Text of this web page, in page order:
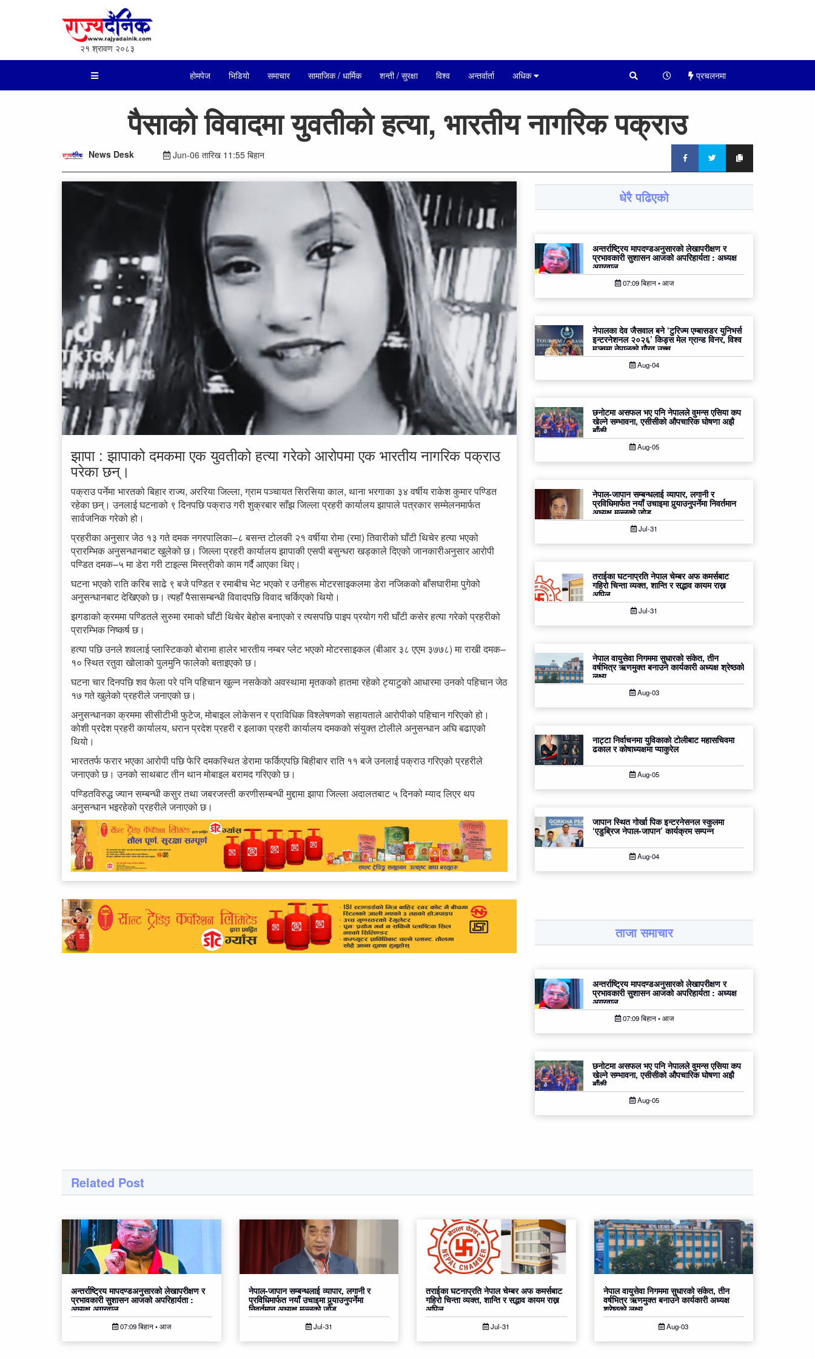
२१ श्रावण २०८३
होमपेज भिडियो समाचार सामाजिक / धार्मिक शन्ती / सुरक्षा विश्व अन्तर्वार्ता अधिक प्रचलनमा
पैसाको विवादमा युवतीको हत्या, भारतीय नागरिक पक्राउ
News Desk Jun-06 तारिख 11:55 बिहान
झापा : झापाको दमकमा एक युवतीको हत्या गरेको आरोपमा एक भारतीय नागरिक पक्राउ
परेका छन्।
पक्राउ पर्नेमा भारतको बिहार राज्य, अररिया जिल्ला, ग्राम पञ्चायत सिरसिया काल, थाना भरगाका ३४ वर्षीय राकेश कुमार पण्डित
रहेका छन्। उनलाई घटनाको ९ दिनपछि पक्राउ गरी शुक्रबार साँझ जिल्ला प्रहरी कार्यालय झापाले पत्रकार सम्मेलनमार्फत
सार्वजनिक गरेको हो।
प्रहरीका अनुसार जेठ १३ गते दमक नगरपालिका–८ बसन्त टोलकी २१ वर्षीया रोमा (रमा) तिवारीको घाँटी थिचेर हत्या भएको
प्रारम्भिक अनुसन्धानबाट खुलेको छ। जिल्ला प्रहरी कार्यालय झापाकी एसपी बसुन्धरा खड्काले दिएको जानकारीअनुसार आरोपी
पण्डित दमक–५ मा डेरा गरी टाइल्स मिस्त्रीको काम गर्दै आएका थिए।
घटना भएको राति करिब साढे ९ बजे पण्डित र रमाबीच भेट भएको र उनीहरू मोटरसाइकलमा डेरा नजिकको बाँसघारीमा पुगेको
अनुसन्धानबाट देखिएको छ। त्यहाँ पैसासम्बन्धी विवादपछि विवाद चर्किएको थियो।
झगडाको क्रममा पण्डितले सुरुमा रमाको घाँटी थिचेर बेहोस बनाएको र त्यसपछि पाइप प्रयोग गरी घाँटी कसेर हत्या गरेको प्रहरीको
प्रारम्भिक निष्कर्ष छ।
हत्या पछि उनले शवलाई प्लास्टिकको बोरामा हालेर भारतीय नम्बर प्लेट भएको मोटरसाइकल (बीआर ३८ एएम ३७७८) मा राखी दमक–
१० स्थित रतुवा खोलाको पुलमुनि फालेको बताइएको छ।
घटना चार दिनपछि शव फेला परे पनि पहिचान खुल्न नसकेको अवस्थामा मृतकको हातमा रहेको ट्याटुको आधारमा उनको पहिचान जेठ
१७ गते खुलेको प्रहरीले जनाएको छ।
अनुसन्धानका क्रममा सीसीटीभी फुटेज, मोबाइल लोकेसन र प्राविधिक विश्लेषणको सहायताले आरोपीको पहिचान गरिएको हो।
कोशी प्रदेश प्रहरी कार्यालय, धरान प्रदेश प्रहरी र इलाका प्रहरी कार्यालय दमकको संयुक्त टोलीले अनुसन्धान अघि बढाएको
थियो।
भारततर्फ फरार भएका आरोपी पछि फेरि दमकस्थित डेरामा फर्किएपछि बिहीबार राति ११ बजे उनलाई पक्राउ गरिएको प्रहरीले
जनाएको छ। उनको साथबाट तीन थान मोबाइल बरामद गरिएको छ।
पण्डितविरुद्ध ज्यान सम्बन्धी कसुर तथा जबरजस्ती करणीसम्बन्धी मुद्दामा झापा जिल्ला अदालतबाट ५ दिनको म्याद लिएर थप
अनुसन्धान भइरहेको प्रहरीले जनाएको छ।
धेरै पढिएको
अन्तर्राष्ट्रिय मापदण्डअनुसारको लेखापरीक्षण र
प्रभावकारी सुशासन आजको अपरिहार्यता : अध्यक्ष
अग्रवाल
07:09 बिहान • आज
नेपालका देव जैसवाल बने ‘टुरिज्म एम्बासडर युनिभर्स
इन्टरनेशनल २०२६’ किड्स मेल ग्रान्ड विनर, विश्व
मञ्चमा नेपालको गौरव उच्च
Aug-04
छनोटमा असफल भए पनि नेपालले वुमन्स एसिया कप
खेल्ने सम्भावना, एसीसीको औपचारिक घोषणा अझै
बाँकी
Aug-05
नेपाल-जापान सम्बन्धलाई व्यापार, लगानी र
प्रविधिमार्फत नयाँ उचाइमा पुर्‍याउनुपर्नेमा निवर्तमान
अध्यक्ष मल्लको जोड
Jul-31
तराईका घटनाप्रति नेपाल चेम्बर अफ कमर्सबाट
गहिरो चिन्ता व्यक्त, शान्ति र सद्भाव कायम राख्न
अपिल
Jul-31
नेपाल वायुसेवा निगममा सुधारको संकेत, तीन
वर्षभित्र ऋणमुक्त बनाउने कार्यकारी अध्यक्ष श्रेष्ठको
लक्ष्य
Aug-03
नाट्टा निर्वाचनमा युविकाको टोलीबाट महासचिवमा
ढकाल र कोषाध्यक्षमा प्याकुरेल
Aug-05
जापान स्थित गोर्खा पिक इन्टरनेसनल स्कुलमा
‘एडुब्रिज नेपाल-जापान’ कार्यक्रम सम्पन्न
Aug-04
ताजा समाचार
अन्तर्राष्ट्रिय मापदण्डअनुसारको लेखापरीक्षण र
प्रभावकारी सुशासन आजको अपरिहार्यता : अध्यक्ष
अग्रवाल
07:09 बिहान • आज
छनोटमा असफल भए पनि नेपालले वुमन्स एसिया कप
खेल्ने सम्भावना, एसीसीको औपचारिक घोषणा अझै
बाँकी
Aug-05
Related Post
अन्तर्राष्ट्रिय मापदण्डअनुसारको लेखापरीक्षण र
प्रभावकारी सुशासन आजको अपरिहार्यता :
अध्यक्ष अग्रवाल
07:09 बिहान • आज
नेपाल-जापान सम्बन्धलाई व्यापार, लगानी र
प्रविधिमार्फत नयाँ उचाइमा पुर्‍याउनुपर्नेमा
निवर्तमान अध्यक्ष मल्लको जोड
Jul-31
तराईका घटनाप्रति नेपाल चेम्बर अफ कमर्सबाट
गहिरो चिन्ता व्यक्त, शान्ति र सद्भाव कायम राख्न
अपिल
Jul-31
नेपाल वायुसेवा निगममा सुधारको संकेत, तीन
वर्षभित्र ऋणमुक्त बनाउने कार्यकारी अध्यक्ष
श्रेष्ठको लक्ष्य
Aug-03